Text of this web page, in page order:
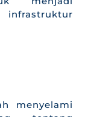
infrastruktur
menyelami